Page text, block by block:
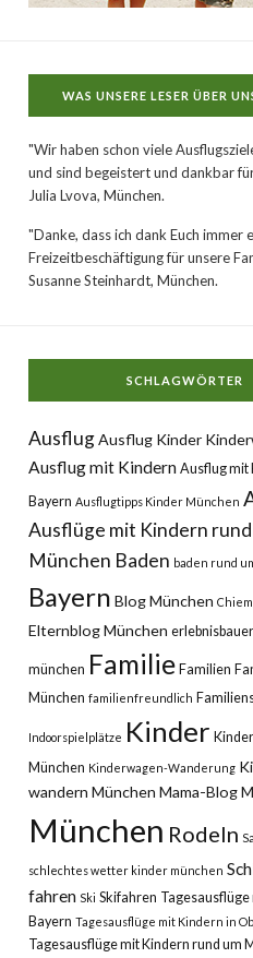
WAS UNSERE LESER ÜBER
"Wir haben schon viele
und sind begeistert und dankbar
Julia Lvova, München.
"Danke, dass ich dank Euch immer
Freizeitbeschäftigung für unsere
Susanne Steinhardt, München.
SCHLAGWÖRTER
AusflugAusflug Kinder
Ausflug mit Kindern Ausflug mit
Bayern Ausflugtipps Kinder München
Ausflüge mit Kindern rund
München Baden baden rund
Bayern Blog München
Elternblog München
münchen Familie Familien
München familienfreundlich
Indoorspielplätze Kinder
München Kinderwagen-Wanderung
wandern München Mama-Blog
München Rodeln
schlechtes wetter kinder münchen
fahren Ski Skifahren Tagesausflüge
Bayern Tagesausflüge mit Kindern in
Tagesausflüge mit Kindern rund um